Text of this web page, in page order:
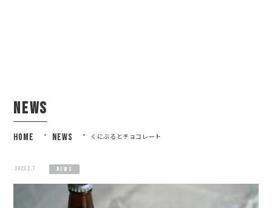
news
HOME > NEWS > くにぶるとチョコレート
2023.2.7 news